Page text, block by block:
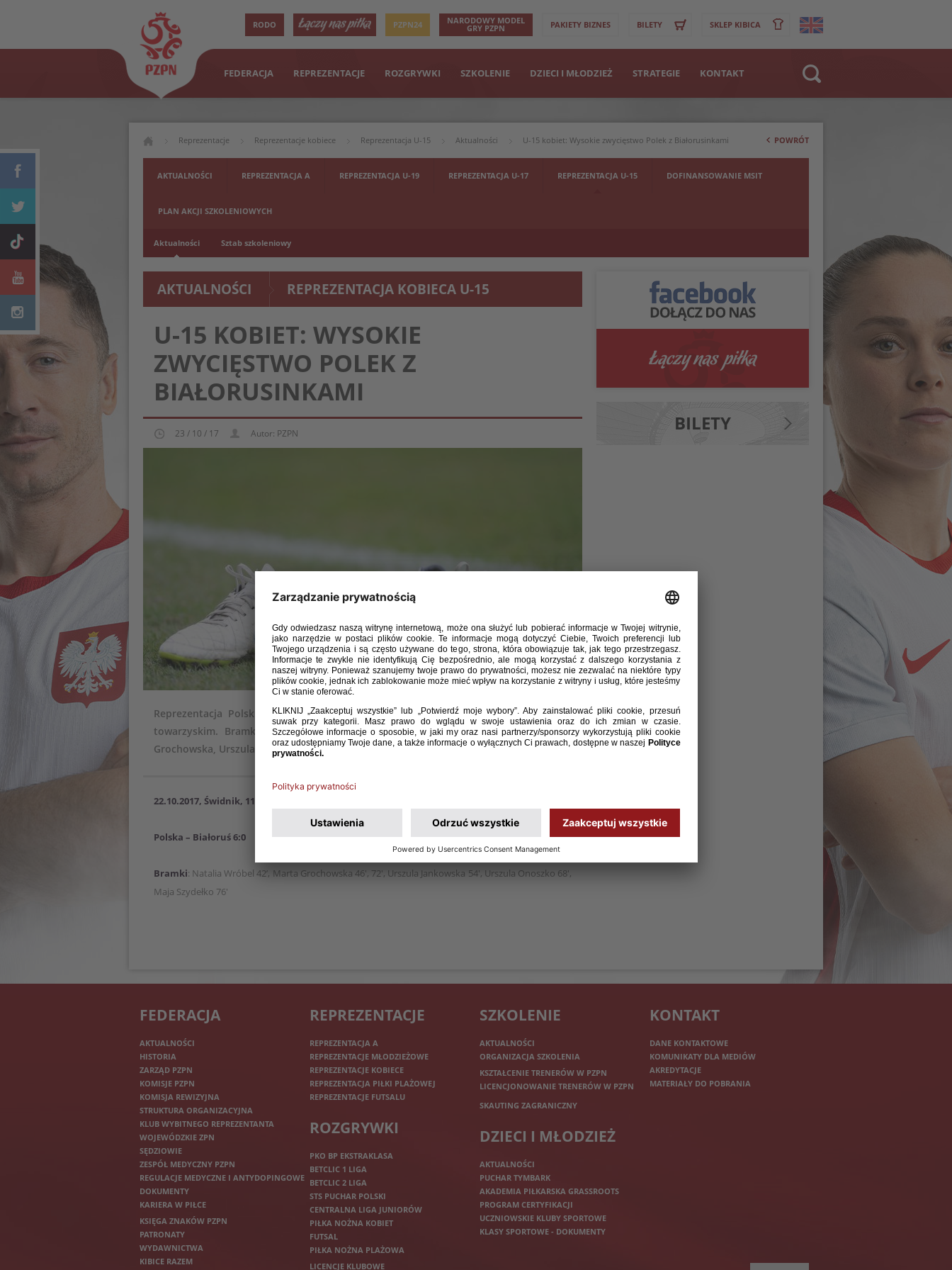
RODO PZPN24 NARODOWY MODEL
GRY PZPN PAKIETY BIZNES BILETY SKLEP KIBICA
FEDERACJA REPREZENTACJE ROZGRYWKI SZKOLENIE DZIECI I MŁODZIEŻ STRATEGIE KONTAKT
>
Strona WWW
Zawodnik
Reprezentacje Reprezentacje kobiece Reprezentacja U-15 Aktualności U-15 kobiet: Wysokie zwycięstwo Polek z Białorusinkami POWRÓT
AKTUALNOŚCI REPREZENTACJA A REPREZENTACJA U-19 REPREZENTACJA U-17 REPREZENTACJA U-15 DOFINANSOWANIE MSIT
PLAN AKCJI SZKOLENIOWYCH
Aktualności Sztab szkoleniowy
AKTUALNOŚCI REPREZENTACJA KOBIECA U-15
U-15 KOBIET: WYSOKIE
ZWYCIĘSTWO POLEK Z
BIAŁORUSINKAMI
23 / 10 / 17 Autor: PZPN
Reprezentacja Polski kobiet do lat 15 wysoko pokonała Białoruś 6:0 w spotkaniu
towarzyskim. Bramki dla polskiego zespołu zdobyły Natalia Wróbel, dwie Marta
Grochowska, Urszula Jankowska, Urszula Onoszko oraz Maja Szydełko.
22.10.2017, Świdnik, 11:00
Polska – Białoruś 6:0
Bramki: Natalia Wróbel 42’, Marta Grochowska 46', 72', Urszula Jankowska 54', Urszula Onoszko 68',
Maja Szydełko 76'
BILETY
FEDERACJA
AKTUALNOŚCI
HISTORIA
ZARZĄD PZPN
KOMISJE PZPN
KOMISJA REWIZYJNA
STRUKTURA ORGANIZACYJNA
KLUB WYBITNEGO REPREZENTANTA
WOJEWÓDZKIE ZPN
SĘDZIOWIE
ZESPÓŁ MEDYCZNY PZPN
REGULACJE MEDYCZNE I ANTYDOPINGOWE
DOKUMENTY
KARIERA W PIŁCE
KSIĘGA ZNAKÓW PZPN
PATRONATY
WYDAWNICTWA
KIBICE RAZEM
REPREZENTACJE
REPREZENTACJA A
REPREZENTACJE MŁODZIEŻOWE
REPREZENTACJE KOBIECE
REPREZENTACJA PIŁKI PLAŻOWEJ
REPREZENTACJE FUTSALU
ROZGRYWKI
PKO BP EKSTRAKLASA
BETCLIC 1 LIGA
BETCLIC 2 LIGA
STS PUCHAR POLSKI
CENTRALNA LIGA JUNIORÓW
PIŁKA NOŻNA KOBIET
FUTSAL
PIŁKA NOŻNA PLAŻOWA
LICENCJE KLUBOWE
SZKOLENIE
AKTUALNOŚCI
ORGANIZACJA SZKOLENIA
KSZTAŁCENIE TRENERÓW W PZPN
LICENCJONOWANIE TRENERÓW W PZPN
SKAUTING ZAGRANICZNY
DZIECI I MŁODZIEŻ
AKTUALNOŚCI
PUCHAR TYMBARK
AKADEMIA PIŁKARSKA GRASSROOTS
PROGRAM CERTYFIKACJI
UCZNIOWSKIE KLUBY SPORTOWE
KLASY SPORTOWE - DOKUMENTY
KONTAKT
DANE KONTAKTOWE
KOMUNIKATY DLA MEDIÓW
AKREDYTACJE
MATERIAŁY DO POBRANIA